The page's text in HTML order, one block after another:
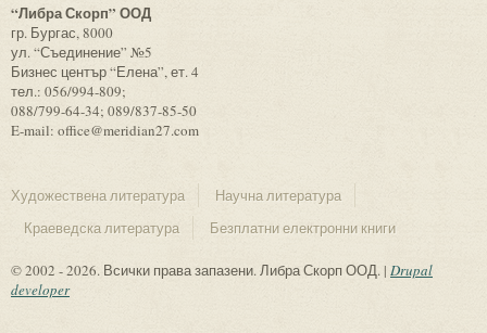
“Либра Скорп” ООД
гр. Бургас, 8000
ул. “Съединение” №5
Бизнес център “Елена”, ет. 4
тел.: 056/994-809;
088/799-64-34; 089/837-85-50
E-mail: office@meridian27.com
Художествена литература
Научна литература
Краеведска литература
Безплатни електронни книги
© 2002 - 2026. Всички права запазени. Либра Скорп ООД. | Drupal
developer